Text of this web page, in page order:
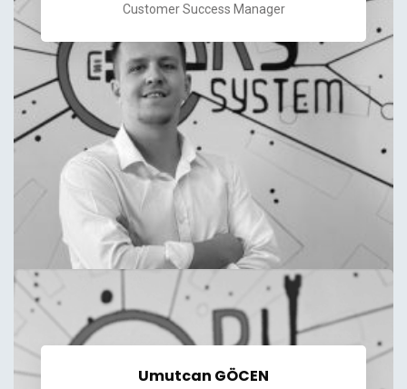
Customer Success Manager
Umutcan GÖCEN